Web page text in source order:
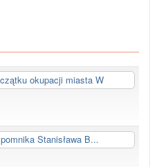
okupacji miasta W
Stanisława B...